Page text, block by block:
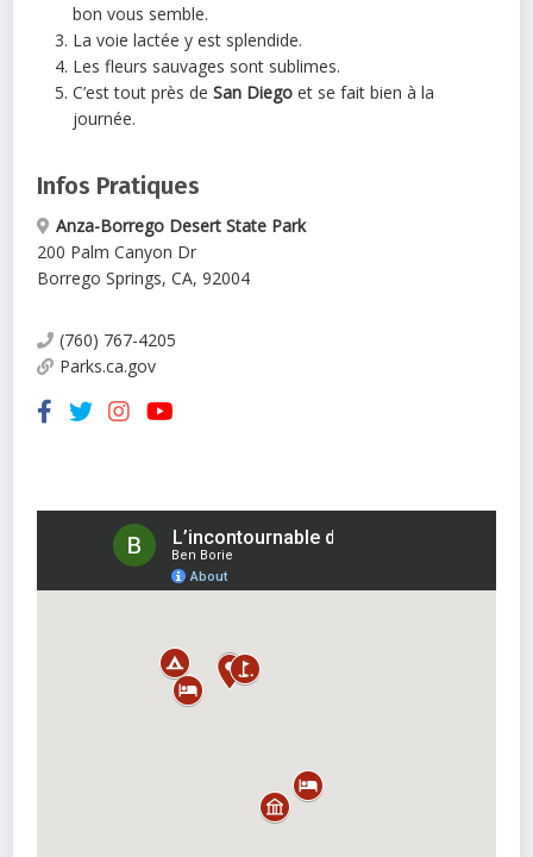
bon vous semble.
La voie lactée y est splendide.
Les fleurs sauvages sont sublimes.
C’est tout près deSan Diego et se fait bien à la
journée.
Infos Pratiques
Anza-Borrego Desert State Park
200 Palm Canyon Dr
Borrego Springs,CA,92004
(760) 767-4205
Parks.ca.gov